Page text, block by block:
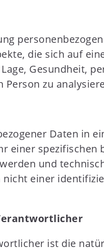
die sich auf
Gesundheit,
zu
Daten in
einer
und
einer
ist die